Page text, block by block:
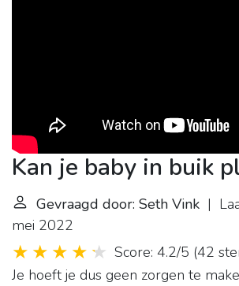
Kan je baby in buik
Gevraagd door: Seth Vink |
mei 2022
Score: 4.2/5 (42
Je hoeft je dus geen zorgen te